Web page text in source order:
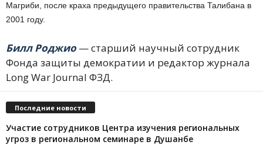
Магриби, после краха предыдущего правительства Талибана в
2001 году.
Билл Роджио — старший научный сотрудник
Фонда защиты демократии и редактор журнала
Long War Journal ФЗД.
Последние новости
Участие сотрудников Центра изучения региональных
угроз в региональном семинаре в Душанбе